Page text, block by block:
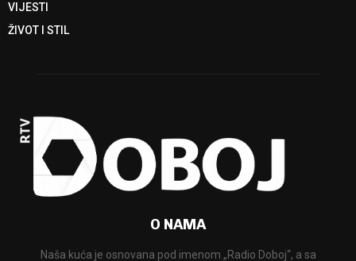
VIJESTI
ŽIVOT I STIL
O NAMA
Naša kuća je osnovana pod imenom „Radio Doboj“, a sa